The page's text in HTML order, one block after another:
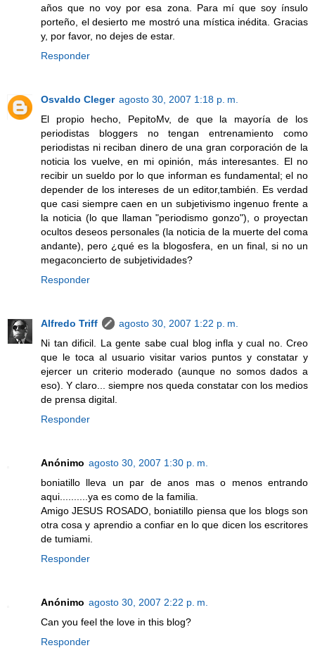
años que no voy por esa zona. Para mí que soy ínsulo
porteño, el desierto me mostró una mística inédita. Gracias
y, por favor, no dejes de estar.
Responder
Osvaldo Cleger agosto 30, 2007 1:18 p. m.
El propio hecho, PepitoMv, de que la mayoría de los
periodistas bloggers no tengan entrenamiento como
periodistas ni reciban dinero de una gran corporación de la
noticia los vuelve, en mi opinión, más interesantes. El no
recibir un sueldo por lo que informan es fundamental; el no
depender de los intereses de un editor,también. Es verdad
que casi siempre caen en un subjetivismo ingenuo frente a
la noticia (lo que llaman "periodismo gonzo"), o proyectan
ocultos deseos personales (la noticia de la muerte del coma
andante), pero ¿qué es la blogosfera, en un final, si no un
megaconcierto de subjetividades?
Responder
Alfredo Triff
agosto 30, 2007 1:22 p. m.
Ni tan dificil. La gente sabe cual blog infla y cual no. Creo
que le toca al usuario visitar varios puntos y constatar y
ejercer un criterio moderado (aunque no somos dados a
eso). Y claro... siempre nos queda constatar con los medios
de prensa digital.
Responder
Anónimo agosto 30, 2007 1:30 p. m.
boniatillo lleva un par de anos mas o menos entrando
aqui..........ya es como de la familia.
Amigo JESUS ROSADO, boniatillo piensa que los blogs son
otra cosa y aprendio a confiar en lo que dicen los escritores
de tumiami.
Responder
Anónimo agosto 30, 2007 2:22 p. m.
Can you feel the love in this blog?
Responder